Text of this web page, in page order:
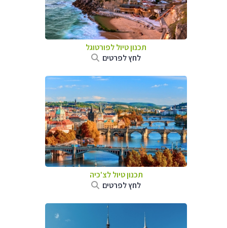
תכנון טיול לפורטוגל
לחץ לפרטים
תכנון טיול לצ'כיה
לחץ לפרטים